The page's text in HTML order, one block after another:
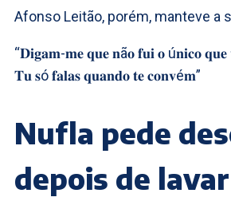
Afonso Leitão, porém, manteve a
“𝐃𝐢𝐠𝐚𝐦-𝐦𝐞 𝐪𝐮𝐞 𝐧ã𝐨 𝐟𝐮𝐢 𝐨 ú𝐧𝐢𝐜𝐨 𝐪𝐮𝐞
𝐓𝐮 𝐬ó 𝐟𝐚𝐥𝐚𝐬 𝐪𝐮𝐚𝐧𝐝𝐨 𝐭𝐞 𝐜𝐨𝐧𝐯é𝐦”
Nufla pede
depois de